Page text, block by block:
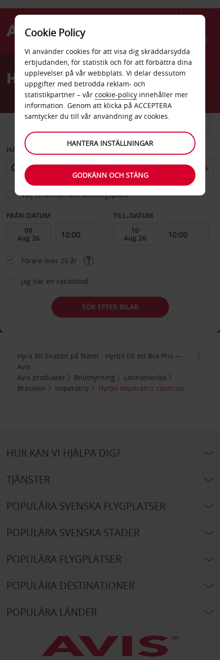
Menu
AvisHyrbil Imperatriz centrum
BIL
HÄMTA FRÅN
Välj en annan återlämningsplats
FRÅN-DATUM TILL-DATUM
Förare över 25 år
Jag har en rabattkod
SÖK EFTER BILAR
Hyra Bil Snabbt på Nätet - Hyrbil till ett Bra Pris —
Avis
Avis produkter
Biluthyrning
Latinamerika
Brasilien
Imperatriz Hyrbil Imperatriz centrum
HUR KAN VI HJÄLPA DIG?
TJÄNSTER
POPULÄRA SVENSKA FLYGPLATSER
POPULÄRA SVENSKA STÄDER
POPULÄRA FLYGPLATSER
POPULÄRA DESTINATIONER
POPULÄRA LÄNDER
Cookie Policy
Vi använder cookies för att visa dig skräddarsydda
erbjudanden, för statistik och för att förbättra dina
upplevelser på vår webbplats. Vi delar dessutom
uppgifter med betrodda reklam- och
statistikpartner – vår cookie-policy innehåller mer
information. Genom att klicka på ACCEPTERA
samtycker du till vår användning av cookies.
HANTERA INSTÄLLNINGAR
GODKÄNN OCH STÄNG